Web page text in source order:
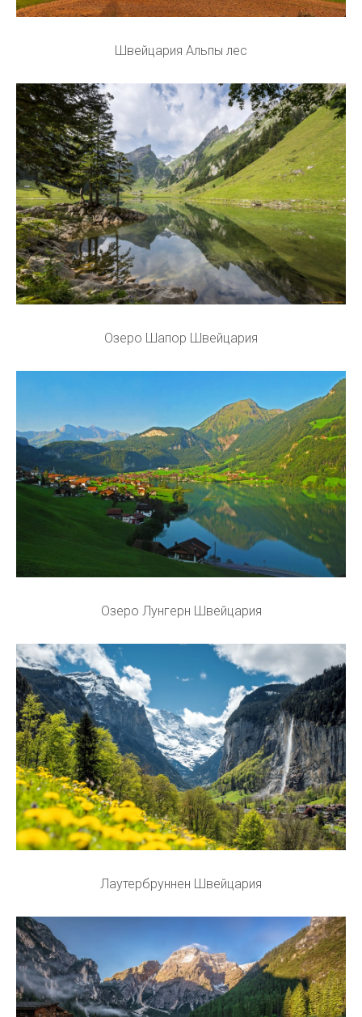
Швейцария Альпы лес
Озеро Шапор Швейцария
Озеро Лунгерн Швейцария
Лаутербруннен Швейцария